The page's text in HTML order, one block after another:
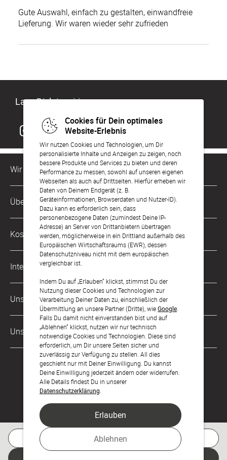
Cookies für Dein optimales
Website-Erlebnis
Wir nutzen Cookies und Technologien, um Dir
personalisierte Inhalte und Anzeigen zu zeigen, noch
bessere Produkte und Services zu bieten und deren
Performance zu messen, sowohl auf unseren eigenen
Webseiten als auch auf Drittseiten. Hierfür erheben wir
Daten von Deinem Endgerät (z. B.
Geräteinformationen, Browserdaten und Nutzer-ID).
Dazu kann es erforderlich sein, dass
personenbezogene Daten (zumindest Deine IP-
Adresse) an Server von Drittanbietern übertragen
werden, möglicherweise in ein Drittland außerhalb des
Europäischen Wirtschaftsraums (EWR), dessen
Datenschutzniveau nicht mit dem europäischen
vergleichbar ist.
Indem Du auf „Erlauben“ klickst, stimmst Du der
Nutzung dieser Cookies und Technologien zur
Verarbeitung Deiner Daten zu, einschließlich der
Übermittlung an unsere Partner (Dritte), wieGoogle
Falls Du damit nicht einverstanden bist und auf
„Ablehnen“ klickst, nutzen wir nur technisch
notwendige Cookies und Technologien. Diese sind
erforderlich, um Dir unsere Seiten sicher und
zuverlässig zur Verfügung zu stellen. All dies
geschieht nur mit Deiner Einwilligung. Du kannst
Deine Einwilligung jederzeit ändern oder widerrufen.
Alle Details findest Du in unserer
Datenschutzerklärung
Ablehnen
Erlauben
Kostenlose Musterkarte
Gute Auswahl, einfach zu gestalten, einwandfreie
Lieferung. Wir waren wieder sehr zufrieden
Lass Dich inspirieren
Wir sind für Dich da
Kundenservice-Hotline
0221 956 725 10
Mo. - Fr. von 9 bis 17 Uhr
kontakt@sendmoments.de
Über Uns
Philosophie
Karriere
Impressum
AGB & Widerrufsrecht
Zahlung & Versand
Datenschutz
Barrierefreiheitserklärung
LLM's
Kostenlose Services
Musterkarten
Digitale Fotoalben
Digitale Gästelisten
FAQ & Hilfe
International
Österreich
Schweiz
Frankreich
Unsere Zahlungsarten
Unsere Partner
Feier den Moment.